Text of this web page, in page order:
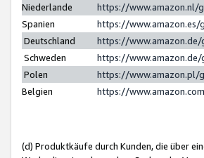
Niederlande
https://www.amazon.nl/
Spanien
https://
Deutschland
https://
Schweden
https://
Polen
https://www.amazon.pl/
Belgien
https://
(d) Produktkäufe durch Kunden, die über